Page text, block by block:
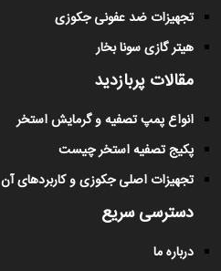
تجهیزات ضد عفونی جکوزی
هیتر گازی سونا بخار
مقالات پربازدید
انواع پمپ تصفیه و گرمایش استخر
پکیج تصفیه استخر چیست
تجهیزات اصلی جکوزی و کاربردهای آن
دسترسی سریع
درباره ما